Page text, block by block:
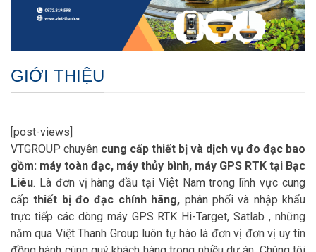
GIỚI THIỆU
[post-views]
VTGROUP chuyên cung cấp thiết bị và dịch vụ đo đạc bao
gồm: máy toàn đạc, máy thủy bình, máy GPS RTK tại Bạc
Liêu. Là đơn vị hàng đầu tại Việt Nam trong lĩnh vực cung
cấpthiết bị đo đạc chính hãng, phân phối và nhập khẩu
trực tiếp các dòng máy GPS RTK Hi-Target, Satlab , những
năm qua Việt Thanh Group luôn tự hào là đơn vị đơn vị uy tín